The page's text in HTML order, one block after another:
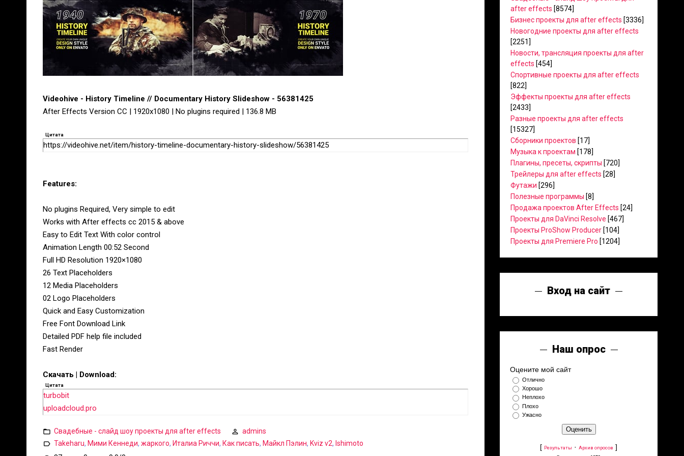
Videohive - History Timeline // Documentary History Slideshow - 56381425
After Effects Version CC | 1920x1080 | No plugins required | 136.8 MB
Цитата
https://videohive.net/item/history-timeline-documentary-history-slideshow/56381425
Features:
No plugins Required, Very simple to edit
Works with After effects cc 2015 & above
Easy to Edit Text With color control
Animation Length 00:52 Second
Full HD Resolution 1920×1080
26 Text Placeholders
12 Media Placeholders
02 Logo Placeholders
Quick and Easy Customization
Free Font Download Link
Detailed PDF help file included
Fast Render
Скачать | Download:
Цитата
turbobit
uploadcloud.pro
Свадебные - слайд шоу проекты для after effects
admins
Takeharu, Мими Кеннеди, жаркого, Италиа Риччи, Как писать, Майкл Пэлин, Kviz v2, Ishimoto
after effects [8574]
Бизнес проекты для after effects [3336]
Новогодние проекты для after effects
[2251]
Новости, трансляция проекты для after
effects [454]
Спортивные проекты для after effects
[822]
Эффекты проекты для after effects
[2433]
Разные проекты для after effects
[15327]
Сборники проектов [17]
Музыка к проектам [178]
Плагины, пресеты, скрипты [720]
Трейлеры для after effects [28]
Футажи [296]
Полезные программы [8]
Продажа проектов After Effects [24]
Проекты для DaVinci Resolve [467]
Проекты ProShow Producer [104]
Проекты для Premiere Pro [1204]
Вход на сайт
Наш опрос
Оцените мой сайт
Отлично
Хорошо
Неплохо
Плохо
Ужасно
[ Результаты · Архив опросов ]